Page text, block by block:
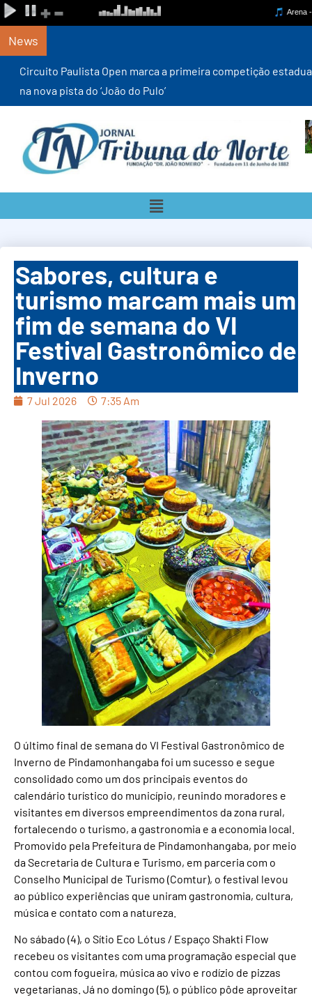
News
Circuito Paulista Open marca a primeira competição estadual
na nova pista do ‘João do Pulo’
Sabores, cultura e
turismo marcam mais um
fim de semana do VI
Festival Gastronômico de
Inverno
7 Jul 2026 7:35 Am
O último final de semana do VI Festival Gastronômico de
Inverno de Pindamonhangaba foi um sucesso e segue
consolidado como um dos principais eventos do
calendário turístico do município, reunindo moradores e
visitantes em diversos empreendimentos da zona rural,
fortalecendo o turismo, a gastronomia e a economia local.
Promovido pela Prefeitura de Pindamonhangaba, por meio
da Secretaria de Cultura e Turismo, em parceria com o
Conselho Municipal de Turismo (Comtur), o festival levou
ao público experiências que uniram gastronomia, cultura,
música e contato com a natureza.
No sábado (4), o Sítio Eco Lótus / Espaço Shakti Flow
recebeu os visitantes com uma programação especial que
contou com fogueira, música ao vivo e rodízio de pizzas
vegetarianas. Já no domingo (5), o público pôde aproveitar